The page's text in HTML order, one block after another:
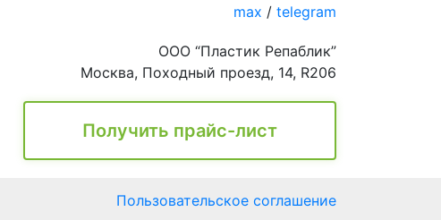
max / telegram
ООО “Пластик Репаблик”
Москва, Походный проезд, 14, R206
Получить прайс-лист
Пользовательское соглашение